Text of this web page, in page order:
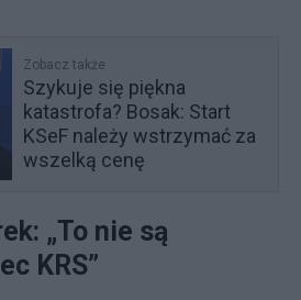
Zobacz także
Szykuje się piękna
katastrofa? Bosak: Start
KSeF należy wstrzymać za
wszelką cenę
„To nie są
KRS”